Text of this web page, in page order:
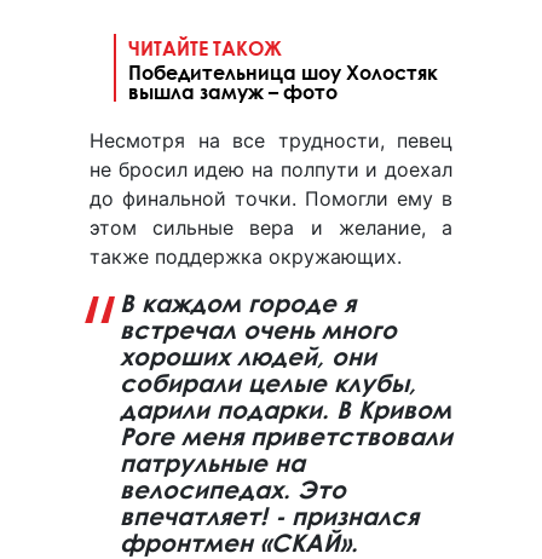
ЧИТАЙТЕ ТАКОЖ
Победительница шоу Холостяк
вышла замуж – фото
Несмотря на все трудности, певец
не бросил идею на полпути и доехал
до финальной точки. Помогли ему в
этом сильные вера и желание, а
также поддержка окружающих.
В каждом городе я
встречал очень много
хороших людей, они
собирали целые клубы,
дарили подарки. В Кривом
Роге меня приветствовали
патрульные на
велосипедах. Это
впечатляет! - признался
фронтмен «СКАЙ».